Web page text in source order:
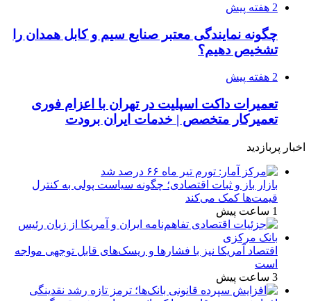
2 هفته پیش
چگونه نمایندگی معتبر صنایع سیم و کابل همدان را
تشخیص دهیم؟
2 هفته پیش
تعمیرات داکت اسپلیت در تهران با اعزام فوری
تعمیرکار متخصص | خدمات ایران برودت
اخبار پربازدید
بازار باز و ثبات اقتصادی؛ چگونه سیاست پولی به کنترل
قیمت‌ها کمک می‌کند
1 ساعت پیش
اقتصاد آمریکا نیز با فشارها و ریسک‌های قابل توجهی مواجه
است
3 ساعت پیش